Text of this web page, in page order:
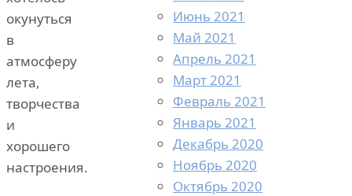
окунуться
в
атмосферу
лета,
творчества
и
хорошего
настроения.
Июнь 2021
Май 2021
Апрель 2021
Март 2021
Февраль 2021
Январь 2021
Декабрь 2020
Ноябрь 2020
Октябрь 2020